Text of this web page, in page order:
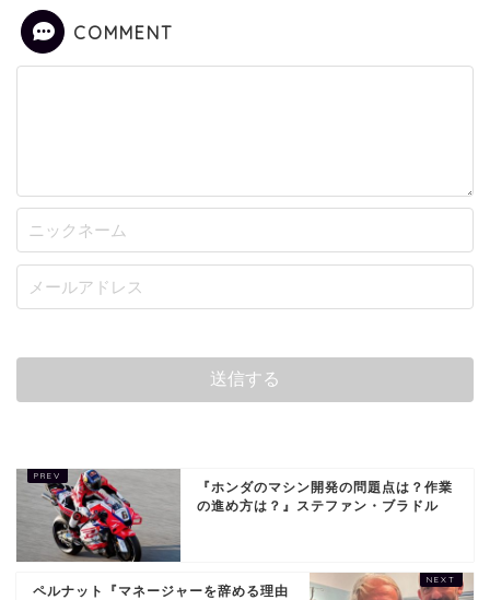
COMMENT
『ホンダのマシン開発の問題点は？作業
の進め方は？』ステファン・ブラドル
ペルナット『マネージャーを辞める理由